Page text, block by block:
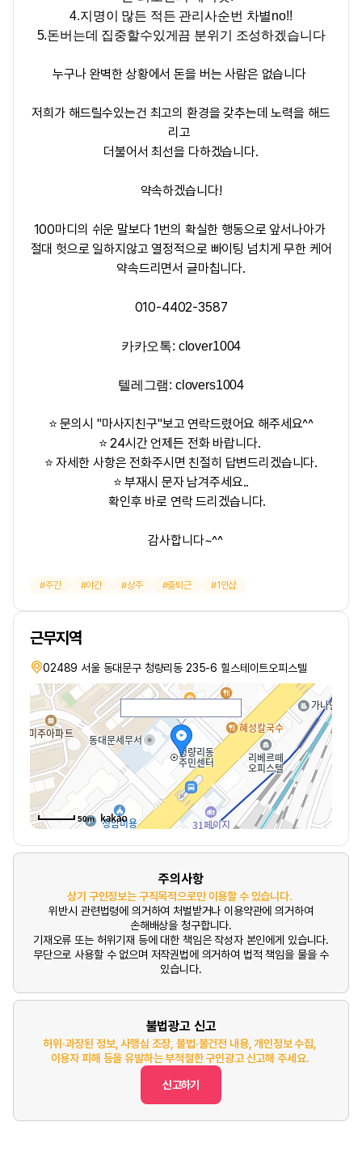
4.지명이 많든 적든 관리사순번 차별no!!
5.돈버는데 집중할수있게끔 분위기 조성하겠습니다
누구나 완벽한 상황에서 돈을 버는 사람은 없습니다
저희가 해드릴수있는건 최고의 환경을 갖추는데 노력을 해드
리고
더불어서 최선을 다하겠습니다.
약속하겠습니다!
100마디의 쉬운 말보다 1번의 확실한 행동으로 앞서나아가
절대 헛으로 일하지않고 열정적으로 빠이팅 넘치게 무한 케어
약속드리면서 글마칩니다.
010-4402-3587
카카오톡: clover1004
텔레그램: clovers1004
⭐ 문의시 "마사지친구"보고 연락드렸어요 해주세요^^
⭐ 24시간 언제든 전화 바랍니다.
⭐ 자세한 사항은 전화주시면 친절히 답변드리겠습니다.
⭐ 부재시 문자 남겨주세요..
확인후 바로 연락 드리겠습니다.
감사합니다~^^
주간 야간 상주 출퇴근 1인샵
근무지역
02489 서울 동대문구 청량리동 235-6 힐스테이트오피스텔
50m
주의사항
상기 구인정보는 구직목적으로만 이용할 수 있습니다.
위반시 관련법령에 의거하여 처벌받거나 이용약관에 의거하여
손해배상을 청구합니다.
기재오류 또는 허위기재 등에 대한 책임은 작성자 본인에게 있습니다.
무단으로 사용할 수 없으며 저작권법에 의거하여 법적 책임을 물을 수
있습니다.
불법광고 신고
허위·과장된 정보, 사행심 조장, 불법·불건전 내용, 개인정보 수집,
이용자 피해 등을 유발하는 부적절한 구인광고 신고해 주세요.
신고하기